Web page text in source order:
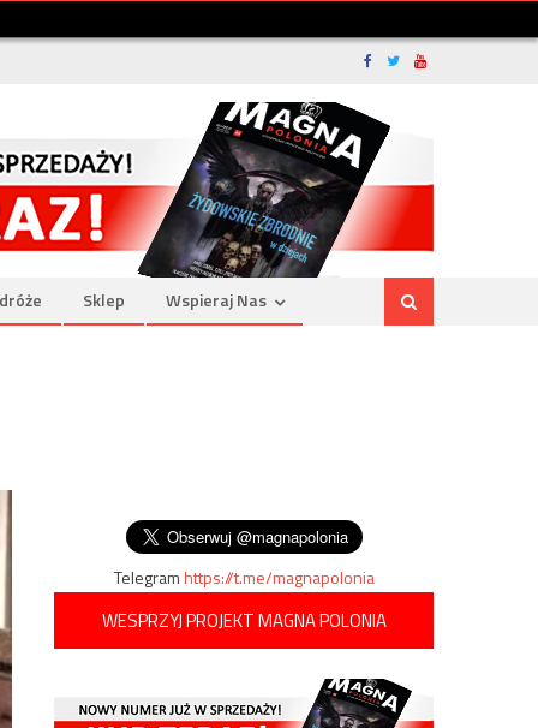
Sklep Wspieraj Nas
Telegramhttps://t.me/magnapolonia
WESPRZYJ PROJEKT MAGNA POLONIA